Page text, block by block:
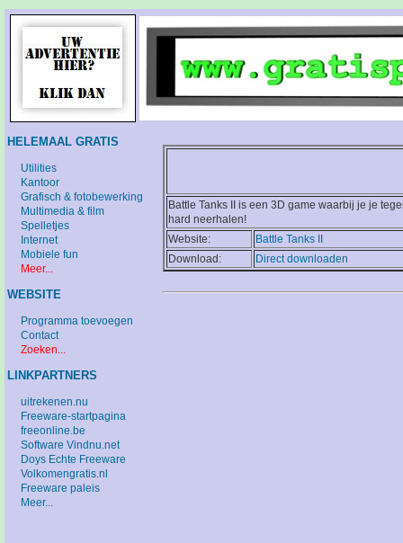
Battle Tanks II is een 3D game waarbij je je
hard neerhalen!
Website:
Battle Tanks II
Download:
Direct downloaden
HELEMAAL GRATIS
Utilities
Kantoor
Grafisch & fotobewerking
Multimedia & film
Spelletjes
Internet
Mobiele fun
Meer...
WEBSITE
Programma toevoegen
Contact
Zoeken...
LINKPARTNERS
uitrekenen.nu
Freeware-startpagina
freeonline.be
Software Vindnu.net
Doys Echte Freeware
Volkomengratis.nl
Freeware paleis
Meer...